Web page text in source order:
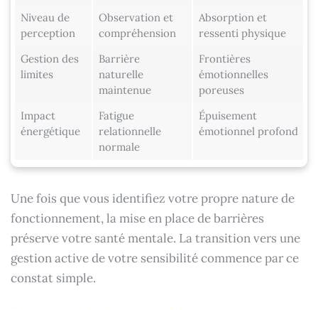
Niveau de
perception
Observation et
compréhension
Absorption et
ressenti physique
Gestion des
limites
Barrière
naturelle
maintenue
Frontières
émotionnelles
poreuses
Impact
énergétique
Fatigue
relationnelle
normale
Épuisement
émotionnel profond
Une fois que vous identifiez votre propre nature de
fonctionnement, la mise en place de barrières
préserve votre santé mentale. La transition vers une
gestion active de votre sensibilité commence par ce
constat simple.